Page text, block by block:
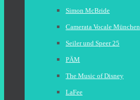
Simon McBride
Camerata Vocale München
Seiler und Speer 25
PÄM
The Music of Disney
LaFee